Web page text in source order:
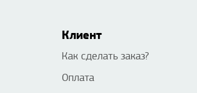
Клиент
Как сделать заказ?
Оплата